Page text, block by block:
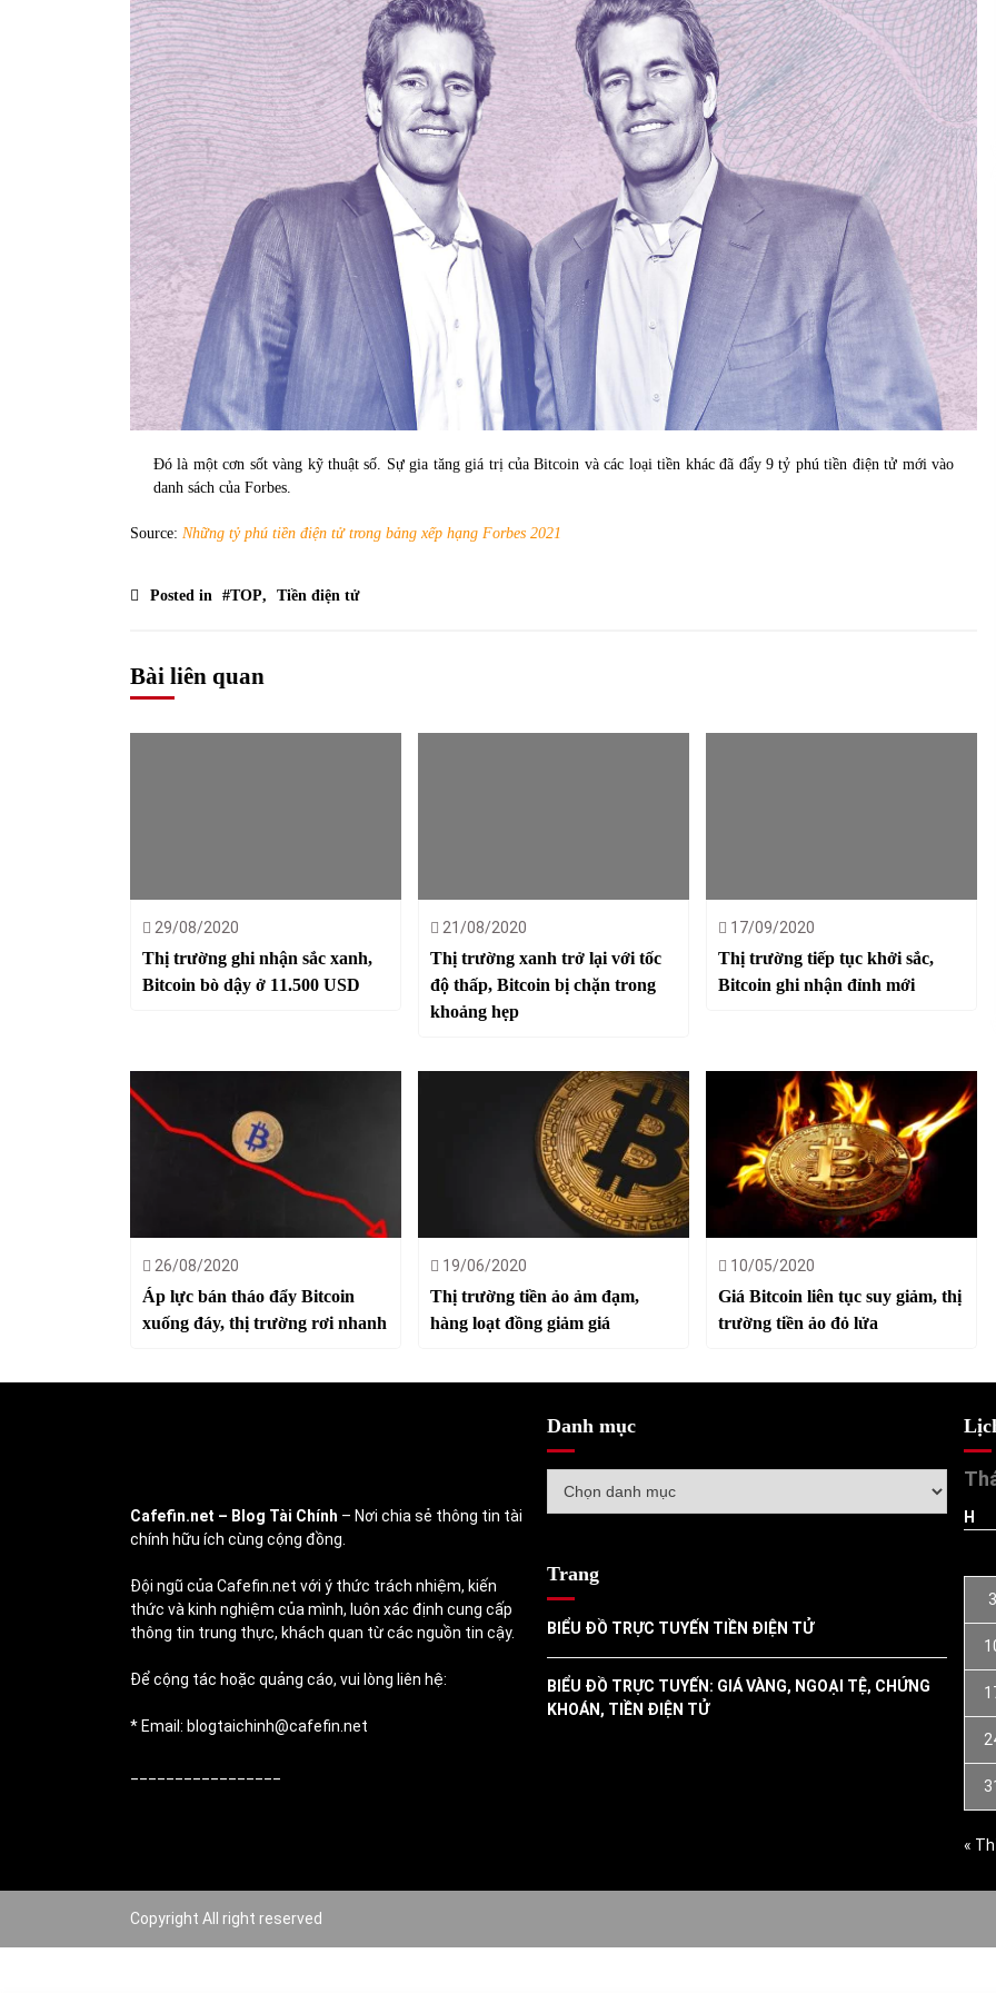
31/05/2022
của Vietcombank và Eximbank
31/05/2022
Phân tích giá tiền điện tử sau ngày thị
trường lập kỷ lục vốn hóa
09/11/2021
Chứng khoán ngày 12/10/2021: Top 10 cổ
phiếu nổi bật
13/10/2021
Đó là một cơn sốt vàng kỹ thuật số. Sự gia tăng giá trị của Bitcoin và các loại tiền khác đã đẩy 9 tỷ phú tiền điện tử mới vào
danh sách của Forbes.
Source: Những tỷ phú tiền điện tử trong bảng xếp hạng Forbes 2021
Posted in #TOP, Tiền điện tử
Bài liên quan
29/08/2020
Thị trường ghi nhận sắc xanh,
Bitcoin bò dậy ở 11.500 USD
21/08/2020
Thị trường xanh trở lại với tốc
độ thấp, Bitcoin bị chặn trong
khoảng hẹp
17/09/2020
Thị trường tiếp tục khởi sắc,
Bitcoin ghi nhận đỉnh mới
26/08/2020
Áp lực bán tháo đẩy Bitcoin
xuống đáy, thị trường rơi nhanh
19/06/2020
Thị trường tiền ảo ảm đạm,
hàng loạt đồng giảm giá
10/05/2020
Giá Bitcoin liên tục suy giảm, thị
trường tiền ảo đỏ lửa
Cafefin.net – Blog Tài Chính – Nơi chia sẻ thông tin tài
chính hữu ích cùng cộng đồng.
Đội ngũ của Cafefin.net với ý thức trách nhiệm, kiến
thức và kinh nghiệm của mình, luôn xác định cung cấp
thông tin trung thực, khách quan từ các nguồn tin cậy.
Để cộng tác hoặc quảng cáo, vui lòng liên hệ:
* Email: blogtaichinh@cafefin.net
Danh mục
mục
Trang
BIỂU ĐỒ TRỰC TUYẾN TIỀN ĐIỆN TỬ
BIỂU ĐỒ TRỰC TUYẾN: GIÁ VÀNG, NGOẠI TỆ, CHỨNG
KHOÁN, TIỀN ĐIỆN TỬ
H
3
31
«
Copyright All right reserved